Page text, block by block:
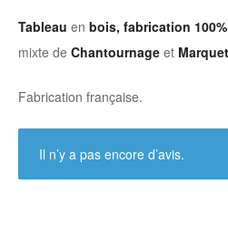
Tableau en bois, fabrication
mixte de Chantournage et
Fabrication française.
Il n’y a pas encore d’avis.